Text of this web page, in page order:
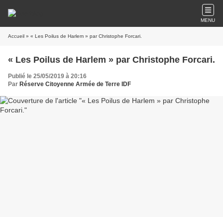
MENU
Accueil » « Les Poilus de Harlem » par Christophe Forcari.
« Les Poilus de Harlem » par Christophe Forcari.
Publié le 25/05/2019 à 20:16
Par Réserve Citoyenne Armée de Terre IDF